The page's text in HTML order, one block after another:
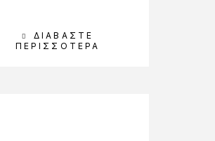
ΔΙΑΒΆΣΤΕ
ΠΕΡΙΣΣΌΤΕΡΑ